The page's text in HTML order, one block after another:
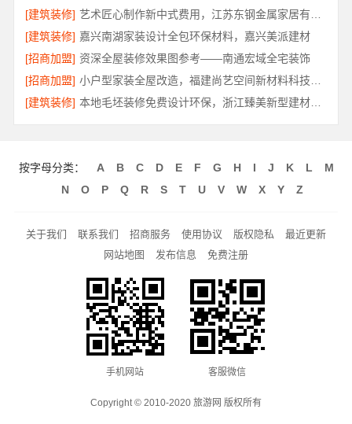
[建筑装修]
[建筑装修] 嘉兴南湖家装设计全包环保材料，嘉兴美派建材
[招商加盟] 资深全屋装修效果图参考——南通宏域全宅装饰
[招商加盟]
[建筑装修]
本地毛坯装修免费设计环保，浙江臻美新型建材有限公司健康宜居
按字母分类： A B C D E F G H I J K L
M
N
O P Q R S T U V W X Y Z
关于我们 联系我们 招商服务 使用协议 版权隐私
最近更新
网站地图
发布信息 免费注册
手机网站 客服微信
Copyright © 2010-2020 旅游网 版权所有